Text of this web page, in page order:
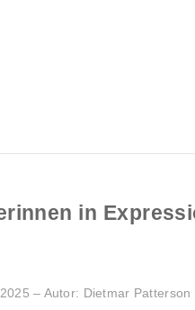
in
– Autor: Dietmar Patterson